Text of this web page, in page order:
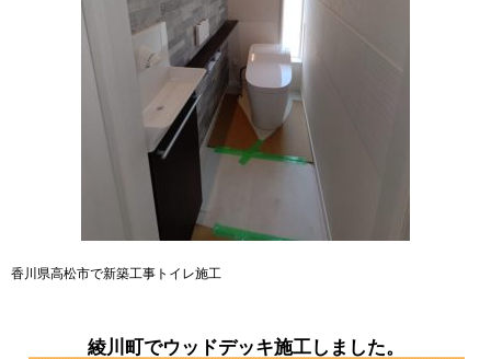
香川県高松市で新築工事トイレ施工
綾川町でウッドデッキ施工しました。